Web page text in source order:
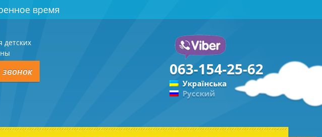
время
детских
063-154-25-62
Українська
Русский